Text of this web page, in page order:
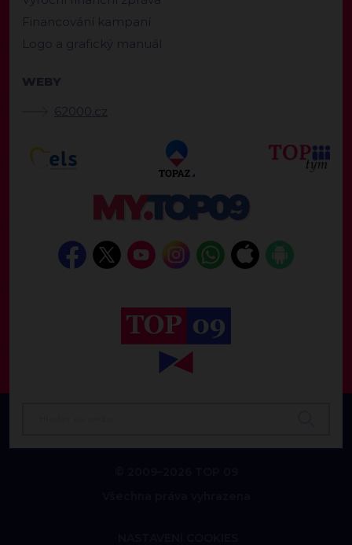
Financování kampaní
Logo a grafický manuál
WEBY
62000.cz